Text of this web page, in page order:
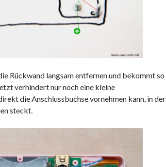
Rückwand langsam entfernen und bekommt so
verhindert nur noch eine kleine
die Anschlussbuchse vornehmen kann, in der
steckt.